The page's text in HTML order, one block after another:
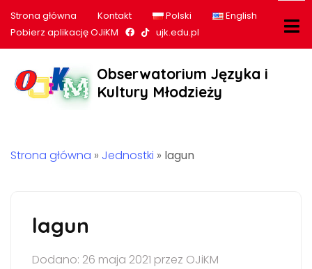
Strona główna Kontakt Polski
English
Pobierz aplikację OJiKM
Nasz profil na Facebook
Nasz profil na tiktok
ujk.edu.pl
Obserwatorium Języka i
Kultury Młodzieży
Strona główna » Jednostki » lagun
lagun
Dodano: 26 maja 2021 przez OJiKM